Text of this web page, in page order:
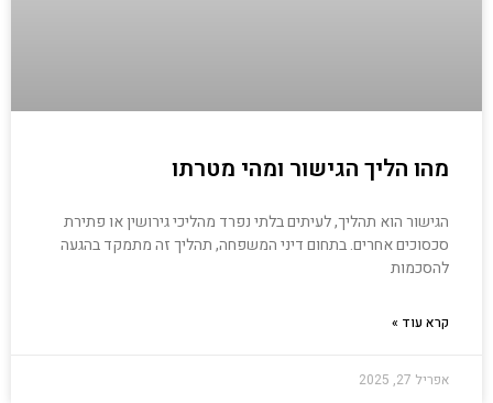
מהו הליך הגישור ומהי מטרתו
הגישור הוא תהליך, לעיתים בלתי נפרד מהליכי גירושין או פתירת
סכסוכים אחרים. בתחום דיני המשפחה, תהליך זה מתמקד בהגעה
להסכמות
קרא עוד »
אפריל 27, 2025